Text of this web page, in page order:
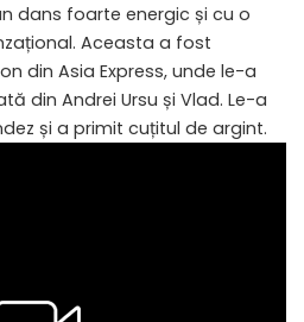
dans foarte energic și cu o
Aceasta a fost
din Asia Express, unde le-a
din Andrei Ursu și Vlad. Le-a
și a primit cuțitul de argint.